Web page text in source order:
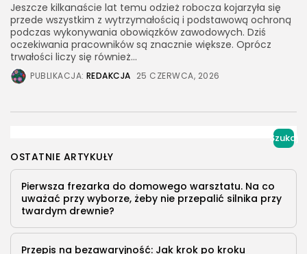
Jeszcze kilkanaście lat temu odzież robocza kojarzyła się
przede wszystkim z wytrzymałością i podstawową ochroną
podczas wykonywania obowiązków zawodowych. Dziś
oczekiwania pracowników są znacznie większe. Oprócz
trwałości liczy się również...
PUBLIKACJA: REDAKCJA 25 CZERWCA, 2026
Szukaj
OSTATNIE ARTYKUŁY
Pierwsza frezarka do domowego warsztatu. Na co
uważać przy wyborze, żeby nie przepalić silnika przy
twardym drewnie?
Przepis na bezawaryjność: Jak krok po kroku